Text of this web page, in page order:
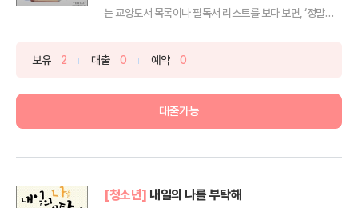
는 교양도서 목록이나 필독서 리스트를 보다 보면, ‘정말로
보유 2 대출 0 예약 0
대출가능
[청소년] 내일의 나를 부탁해